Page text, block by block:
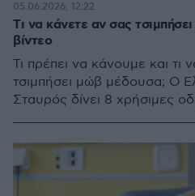
Tι να κάνετε αν σας
βίντεο
Τι πρέπει να κάνουμε και
τσιμπήσει μώβ μέδουσα; Ο
Σταυρός δίνει 8 χρήσιμες
05.06.2026, 12:22